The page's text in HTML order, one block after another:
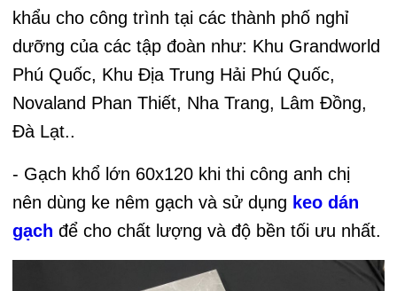
khẩu cho công trình tại các thành phố nghỉ
dưỡng của các tập đoàn như: Khu Grandworld
Phú Quốc, Khu Địa Trung Hải Phú Quốc,
Novaland Phan Thiết, Nha Trang, Lâm Đồng,
Đà Lạt..
- Gạch khổ lớn 60x120 khi thi công anh chị
nên dùng ke nêm gạch và sử dụng keo dán
gạch để cho chất lượng và độ bền tối ưu nhất.